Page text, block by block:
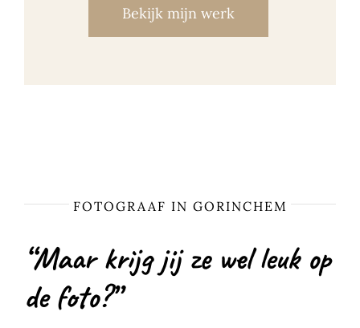
Bekijk mijn werk
FOTOGRAAF IN GORINCHEM
“Maar krijg jij ze wel leuk op
de foto?”